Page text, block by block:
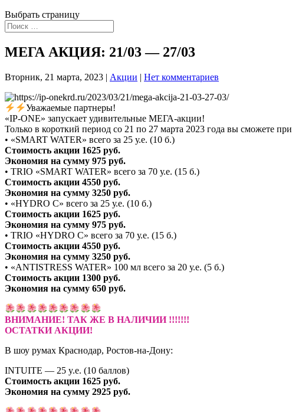
Выбрать страницу
МЕГА АКЦИЯ: 21/03 — 27/03
Вторник, 21 марта, 2023 | Акции | Нет комментариев
Уважаемые партнеры!
«IP-ONE» запускает удивительные МЕГА-акции!
Только в короткий период со 21 по 27 марта 2023 года вы сможете
• «SMART WATER» всего за 25 у.е. (10 б.)
Стоимость акции 1625 руб.
Экономия на сумму 975 руб.
• TRIO «SMART WATER» всего за 70 у.е. (15 б.)
Стоимость акции 4550 руб.
Экономия на сумму 3250 руб.
• «HYDRO C» всего за 25 у.е. (10 б.)
Стоимость акции 1625 руб.
Экономия на сумму 975 руб.
• TRIO «HYDRO C» всего за 70 у.е. (15 б.)
Стоимость акции 4550 руб.
Экономия на сумму 3250 руб.
• «ANTISTRESS WATER» 100 мл всего за 20 у.е. (5 б.)
Стоимость акции 1300 руб.
Экономия на сумму 650 руб.
ВНИМАНИЕ! ТАК ЖЕ В НАЛИЧИИ !!!!!!!
ОСТАТКИ АКЦИИ!
В шоу румах Краснодар, Ростов-на-Дону:
INTUITE — 25 y.e. (10 баллов)
Стоимость акции 1625 руб.
Экономия на сумму 2925 руб.